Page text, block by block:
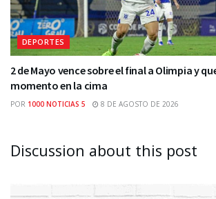
DEPORTES
2 de Mayo vence sobre el final a Olimpia y
momento en la cima
POR 1000 NOTICIAS 5 8 DE AGOSTO DE 2026
Discussion about this post